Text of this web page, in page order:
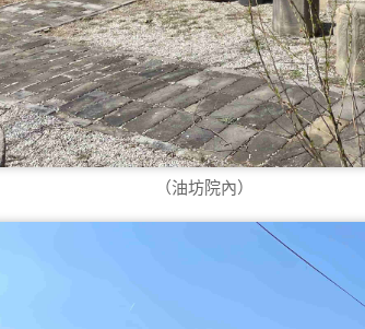
（油坊院內）